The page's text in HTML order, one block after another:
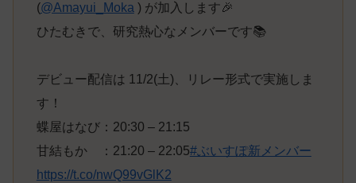
(@Amayui_Moka ) が加入します🎉
ひたむきで、研究熱心なメンバーです📚️
デビュー配信は 11/2(土)、リレー形式で実施しま
す！
蝶屋はなび：20:30 – 21:15
甘結もか ：21:20 – 22:05#ぶいすぽ新メンバー
https://t.co/nwQ99vGlK2